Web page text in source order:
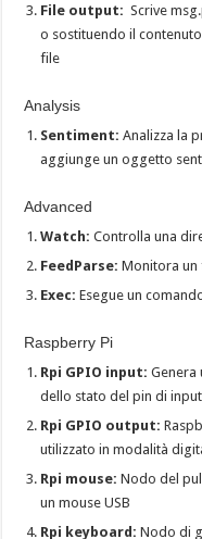
File output: Scrive
o sostituendo il
file
Analysis
Sentiment: Analizza la
aggiunge un oggetto
Advanced
Watch: Controlla una
FeedParse: Monitora un
Exec: Esegue un
Raspberry Pi
Rpi GPIO input: Genera
dello stato del pin di input
Rpi GPIO output:
utilizzato in modalità
Rpi mouse: Nodo del
un mouse USB
Rpi keyboard: Nodo di